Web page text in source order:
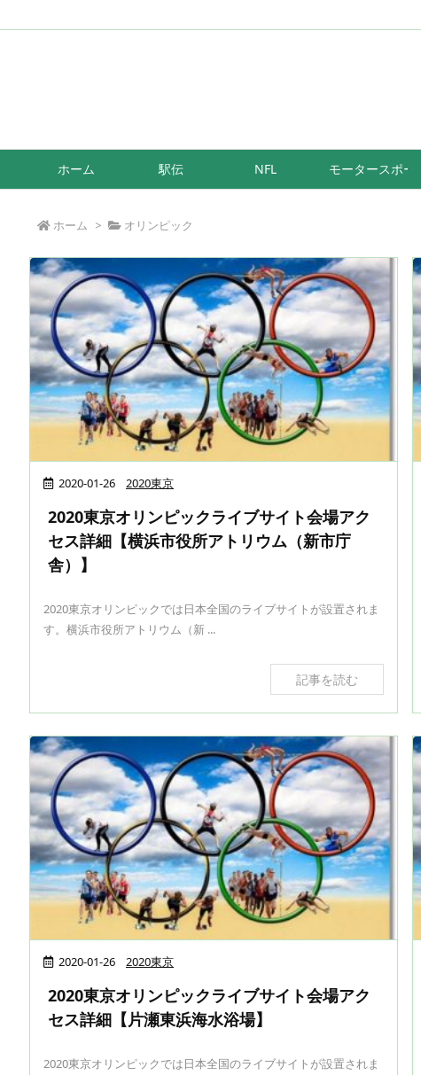
ホーム 駅伝 NFL モータースポーツ
ホーム > オリンピック
2020-01-26 2020東京
2020東京オリンピックライブサイト会場アク
セス詳細【横浜市役所アトリウム（新市庁
舎）】
2020東京オリンピックでは日本全国のライブサイトが設置されま
す。横浜市役所アトリウム（新 ...
記事を読む
2020-01-26 2020東京
2020東京オリンピックライブサイト会場アク
セス詳細【片瀬東浜海水浴場】
2020東京オリンピックでは日本全国のライブサイトが設置されま